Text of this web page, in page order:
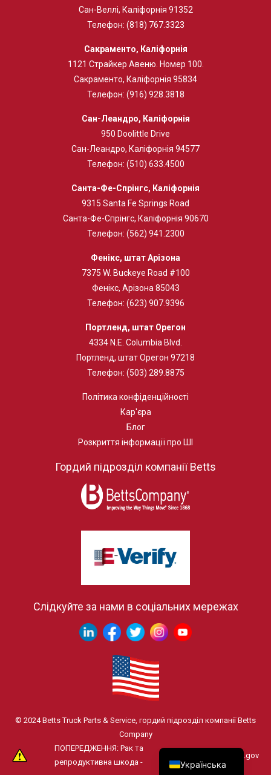
Сан-Веллі, Каліфорнія 91352
Телефон: (818) 767.3323
Сакраменто, Каліфорнія
1121 Страйкер Авеню. Номер 100.
Сакраменто, Каліфорнія 95834
Телефон: (916) 928.3818
Сан-Леандро, Каліфорнія
950 Doolittle Drive
Сан-Леандро, Каліфорнія 94577
Телефон: (510) 633.4500
Санта-Фе-Спрінгс, Каліфорнія
9315 Santa Fe Springs Road
Санта-Фе-Спрінгс, Каліфорнія 90670
Телефон: (562) 941.2300
Фенікс, штат Арізона
7375 W. Buckeye Road #100
Фенікс, Арізона 85043
Телефон: (623) 907.9396
Портленд, штат Орегон
4334 N.E. Columbia Blvd.
Портленд, штат Орегон 97218
Телефон: (503) 289.8875
Політика конфіденційності
Кар'єра
Блог
Розкриття інформації про ШІ
Гордий підрозділ компанії Betts
Слідкуйте за нами в соціальних мережах
© 2024 Betts Truck Parts & Service, гордий підрозділ компанії Betts
Company
ПОПЕРЕДЖЕННЯ: Рак та
репродуктивна шкода -
www.P65Warnings.ca.gov
Українська